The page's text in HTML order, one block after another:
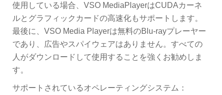
使用している場合、VSO MediaPlayerはCUDAカーネ
ルとグラフィックカードの高速化もサポートします。
最後に、VSO Media Playerは無料のBlu-rayプレーヤー
であり、広告やスパイウェアはありません。すべての
人がダウンロードして使用することを強くお勧めしま
す。
サポートされているオペレーティングシステム：